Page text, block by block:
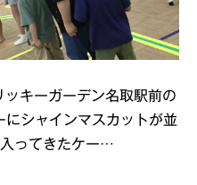
キーガーデン名取駅前の
シャインマスカットが並
ってきたケー…